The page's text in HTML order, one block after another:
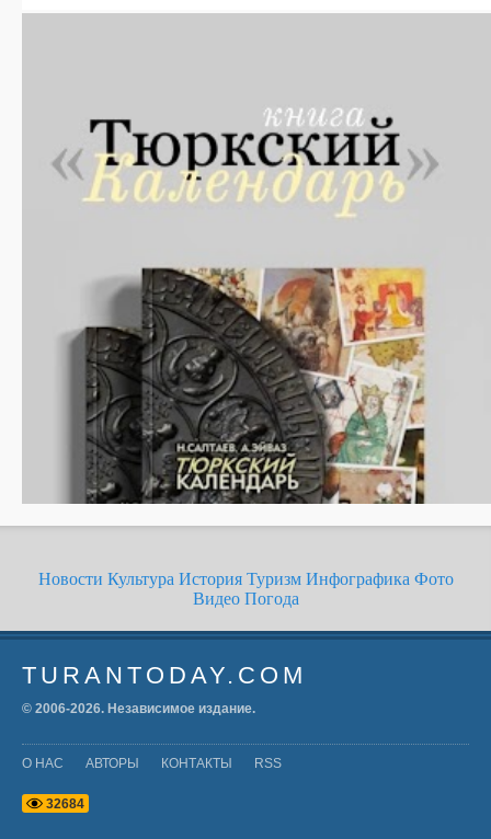
Новости Культура История Туризм Инфографика Фото
Видео Погода
TURANTODAY.COM
© 2006-2026. Независимое издание.
О НАС АВТОРЫ КОНТАКТЫ RSS
32684